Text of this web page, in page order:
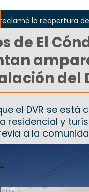
la reapertura de la
de El
del
el DVR se está
residencial y
a la